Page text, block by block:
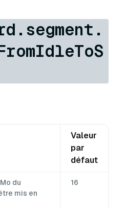
Valeur
par
défaut
du
mis en
16